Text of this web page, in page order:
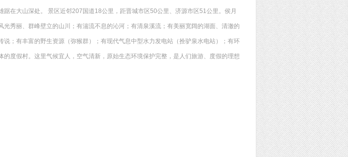
在大山深处。 景区近邻207国道18公里，距晋城市区50公里、济源市区51公里。侯月
秀丽、群峰壁立的山川；有湍流不息的沁河；有清泉溪流；有美丽宽阔的湖面、清澈的
；有丰富的野生资源（弥猴群）；有现代气息中型水力发电站（拴驴泉水电站）；有环
度假村。这里气候宜人，空气清新，原始生态环境保护完整，是人们旅游、度假的理想